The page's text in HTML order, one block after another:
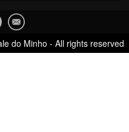
do Minho - All rights reserved